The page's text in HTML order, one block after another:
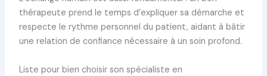
thérapeute prend le temps d’expliquer sa démarche et
respecte le rythme personnel du patient, aidant à bâtir
une relation de confiance nécessaire à un soin profond.
Liste pour bien choisir son spécialiste en